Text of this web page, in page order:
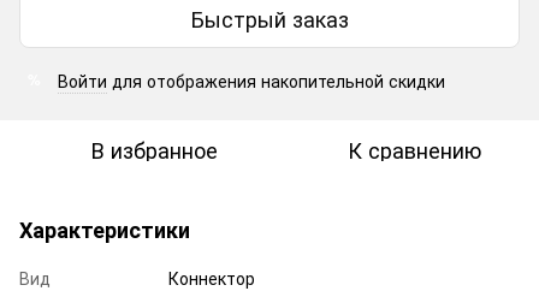
Быстрый заказ
Войти для отображения накопительной скидки
В избранное К сравнению
Характеристики
Вид
Коннектор